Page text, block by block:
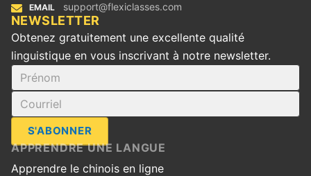
EMAIL support@flexiclasses.com
‪NEWSLETTER
Obtenez gratuitement une excellente qualité
linguistique en vous inscrivant à notre newsletter.
S'ABONNER
APPRENDRE UNE LANGUE
Apprendre le chinois en ligne